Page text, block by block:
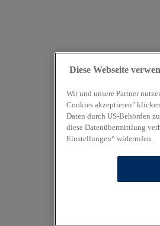
Diese Webseite
Wir und unsere Partner
Cookies akzeptieren"
Daten durch US-Behörden
diese Datenübermittlung
Einstellungen“ widerrufen.